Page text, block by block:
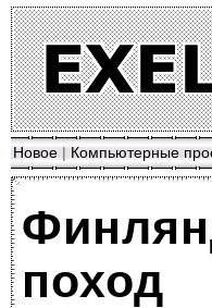
Новое | Компьютерные
поход